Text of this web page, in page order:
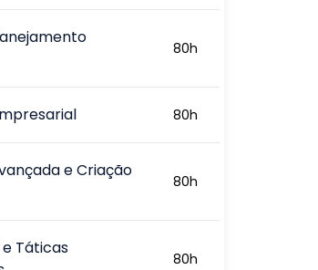
80h
80h
e Criação
80h
Táticas
80h